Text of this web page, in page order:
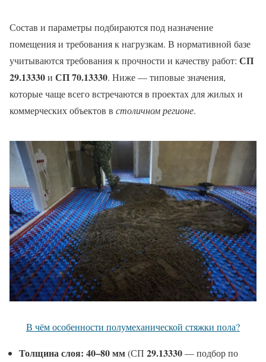
Состав и параметры подбираются под назначение
помещения и требования к нагрузкам. В нормативной базе
учитываются требования к прочности и качеству работ: СП
29.13330и СП 70.13330. Ниже — типовые значения,
которые чаще всего встречаются в проектах для жилых и
коммерческих объектов в столичном регионе.
В чём особенности полумеханической стяжки пола?
Толщина слоя: 40–80 мм(СП 29.13330— подбор по